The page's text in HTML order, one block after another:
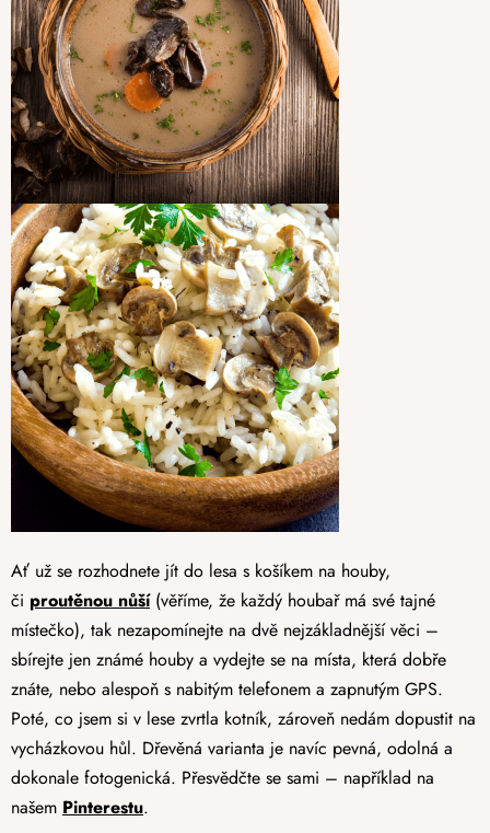
Ať už se rozhodnete jít do lesa s košíkem na houby,
či proutěnou nůší (věříme, že každý houbař má své tajné
místečko), tak nezapomínejte na dvě nejzákladnější věci –
sbírejte jen známé houby a vydejte se na místa, která dobře
znáte, nebo alespoň s nabitým telefonem a zapnutým GPS.
Poté, co jsem si v lese zvrtla kotník, zároveň nedám dopustit na
vycházkovou hůl. Dřevěná varianta je navíc pevná, odolná a
dokonale fotogenická. Přesvědčte se sami – například na
našem Pinterestu.